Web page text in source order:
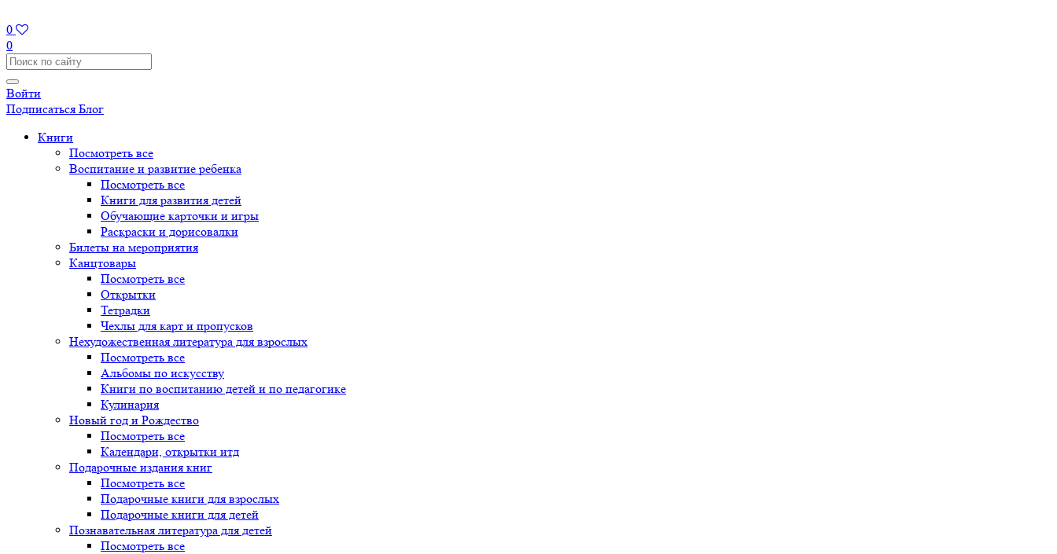
0
0
Войти
Подписаться Блог
Книги
Посмотреть все
Воспитание и развитие ребенка
Посмотреть все
Книги для развития детей
Обучающие карточки и игры
Раскраски и дорисовалки
Билеты на мероприятия
Канцтовары
Посмотреть все
Открытки
Тетрадки
Чехлы для карт и пропусков
Нехудожественная литература для взрослых
Посмотреть все
Альбомы по искусству
Книги по воспитанию детей и по педагогике
Кулинария
Новый год и Рождество
Посмотреть все
Календари, открытки итд
Подарочные издания книг
Посмотреть все
Подарочные книги для взрослых
Подарочные книги для детей
Познавательная литература для детей
Посмотреть все